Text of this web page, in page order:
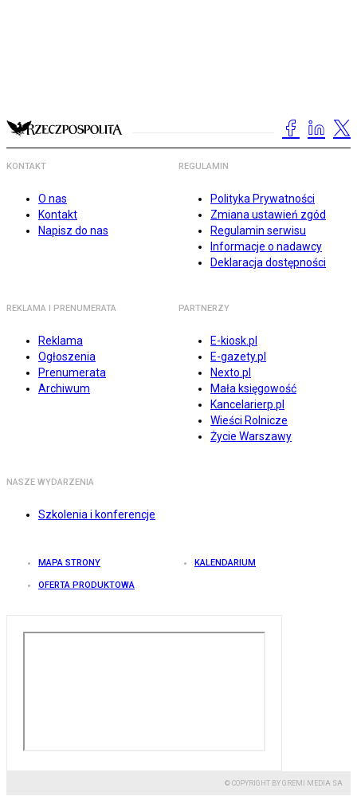
KONTAKT
O nas
Kontakt
Napisz do nas
REGULAMIN
Polityka Prywatności
Zmiana ustawień zgód
Regulamin serwisu
Informacje o nadawcy
Deklaracja dostępności
REKLAMA I PRENUMERATA
Reklama
Ogłoszenia
Prenumerata
Archiwum
PARTNERZY
E-kiosk.pl
E-gazety.pl
Nexto.pl
Mała księgowość
Kancelarierp.pl
Wieści Rolnicze
Życie Warszawy
NASZE WYDARZENIA
Szkolenia i konferencje
MAPA STRONY KALENDARIUM
OFERTA PRODUKTOWA
© COPYRIGHT BY GREMI MEDIA SA